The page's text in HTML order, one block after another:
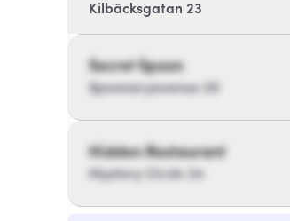
Kilbäcksgatan 23
Secret Spoon
Spoonaryavenue 20
Hidden Restaurant
Mystery Circle 34